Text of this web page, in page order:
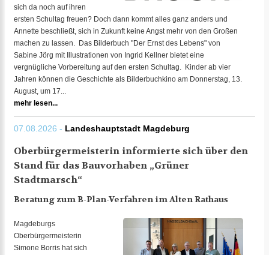
sich da noch auf ihren
ersten Schultag freuen? Doch dann kommt alles ganz anders und
Annette beschließt, sich in Zukunft keine Angst mehr von den Großen
machen zu lassen. Das Bilderbuch "Der Ernst des Lebens" von
Sabine Jörg mit Illustrationen von Ingrid Kellner bietet eine
vergnügliche Vorbereitung auf den ersten Schultag. Kinder ab vier
Jahren können die Geschichte als Bilderbuchkino am Donnerstag, 13.
August, um 17...
mehr lesen...
07.08.2026 - Landeshauptstadt Magdeburg
Oberbürgermeisterin informierte sich über den
Stand für das Bauvorhaben „Grüner
Stadtmarsch“
Beratung zum B-Plan-Verfahren im Alten Rathaus
Magdeburgs
Oberbürgermeisterin
Simone Borris hat sich